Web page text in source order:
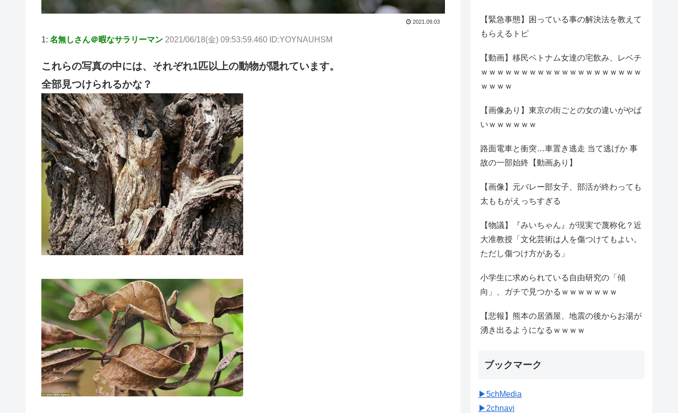
2021.09.03
1: 名無しさん＠暇なサラリーマン 2021/06/18(金) 09:53:59.460 ID:YOYNAUHSM
これらの写真の中には、それぞれ1匹以上の動物が隠れています。
全部見つけられるかな？
【緊急事態】困っている事の解決法を教えて
もらえるトピ
【動画】移民ベトナム女達の宅飲み、レベチ
ｗｗｗｗｗｗｗｗｗｗｗｗｗｗｗｗｗｗｗｗ
ｗｗｗｗ
【画像あり】東京の街ごとの女の違いがやば
いｗｗｗｗｗｗ
路面電車と衝突…車置き逃走 当て逃げか 事
故の一部始終【動画あり】
【画像】元バレー部女子、部活が終わっても
太ももがえっちすぎる
【物議】『みいちゃん』が現実で蔑称化？近
大准教授「文化芸術は人を傷つけてもよい。
ただし傷つけ方がある」
小学生に求められている自由研究の「傾
向」、ガチで見つかるｗｗｗｗｗｗｗ
【悲報】熊本の居酒屋、地震の後からお湯が
湧き出るようになるｗｗｗｗ
ブックマーク
▶︎5chMedia
▶︎2chnavi